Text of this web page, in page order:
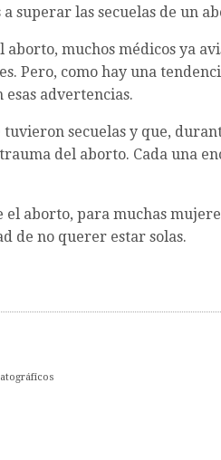
superar las secuelas de un
aborto, muchos médicos ya
Pero, como hay una
esas advertencias.
secuelas y que,
del aborto. Cada una
aborto, para muchas
de no querer estar solas.